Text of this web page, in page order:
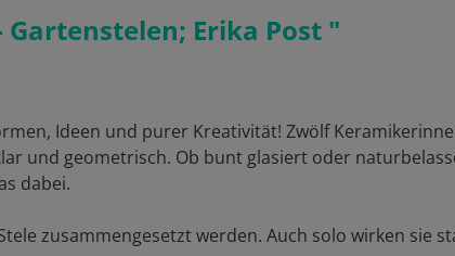
Erika Post "
Ideen und purer Kreativität! Zwölf
und geometrisch. Ob bunt glasiert oder
dabei.
zusammengesetzt werden. Auch solo wirken sie